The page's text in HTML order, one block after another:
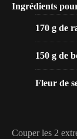
Ingrédients
170 g de
150 g de
Fleur de
Couper les 2